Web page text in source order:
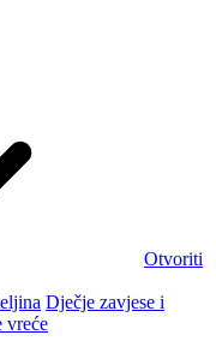
Otvoriti
Dječje zavjese i
vreće